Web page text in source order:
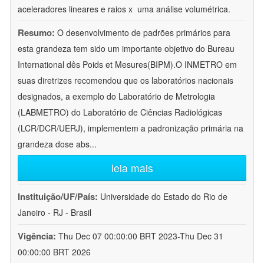
aceleradores lineares e raios x  uma análise volumétrica.
Resumo: O desenvolvimento de padrões primários para
esta grandeza tem sido um importante objetivo do Bureau
International dês Poids et Mesures(BIPM).O INMETRO em
suas diretrizes recomendou que os laboratórios nacionais
designados, a exemplo do Laboratório de Metrologia
(LABMETRO) do Laboratório de Ciências Radiológicas
(LCR/DCR/UERJ), implementem a padronização primária na
grandeza dose abs...
leia mais
Instituição/UF/País: Universidade do Estado do Rio de
Janeiro - RJ - Brasil
Vigência: Thu Dec 07 00:00:00 BRT 2023-Thu Dec 31
00:00:00 BRT 2026